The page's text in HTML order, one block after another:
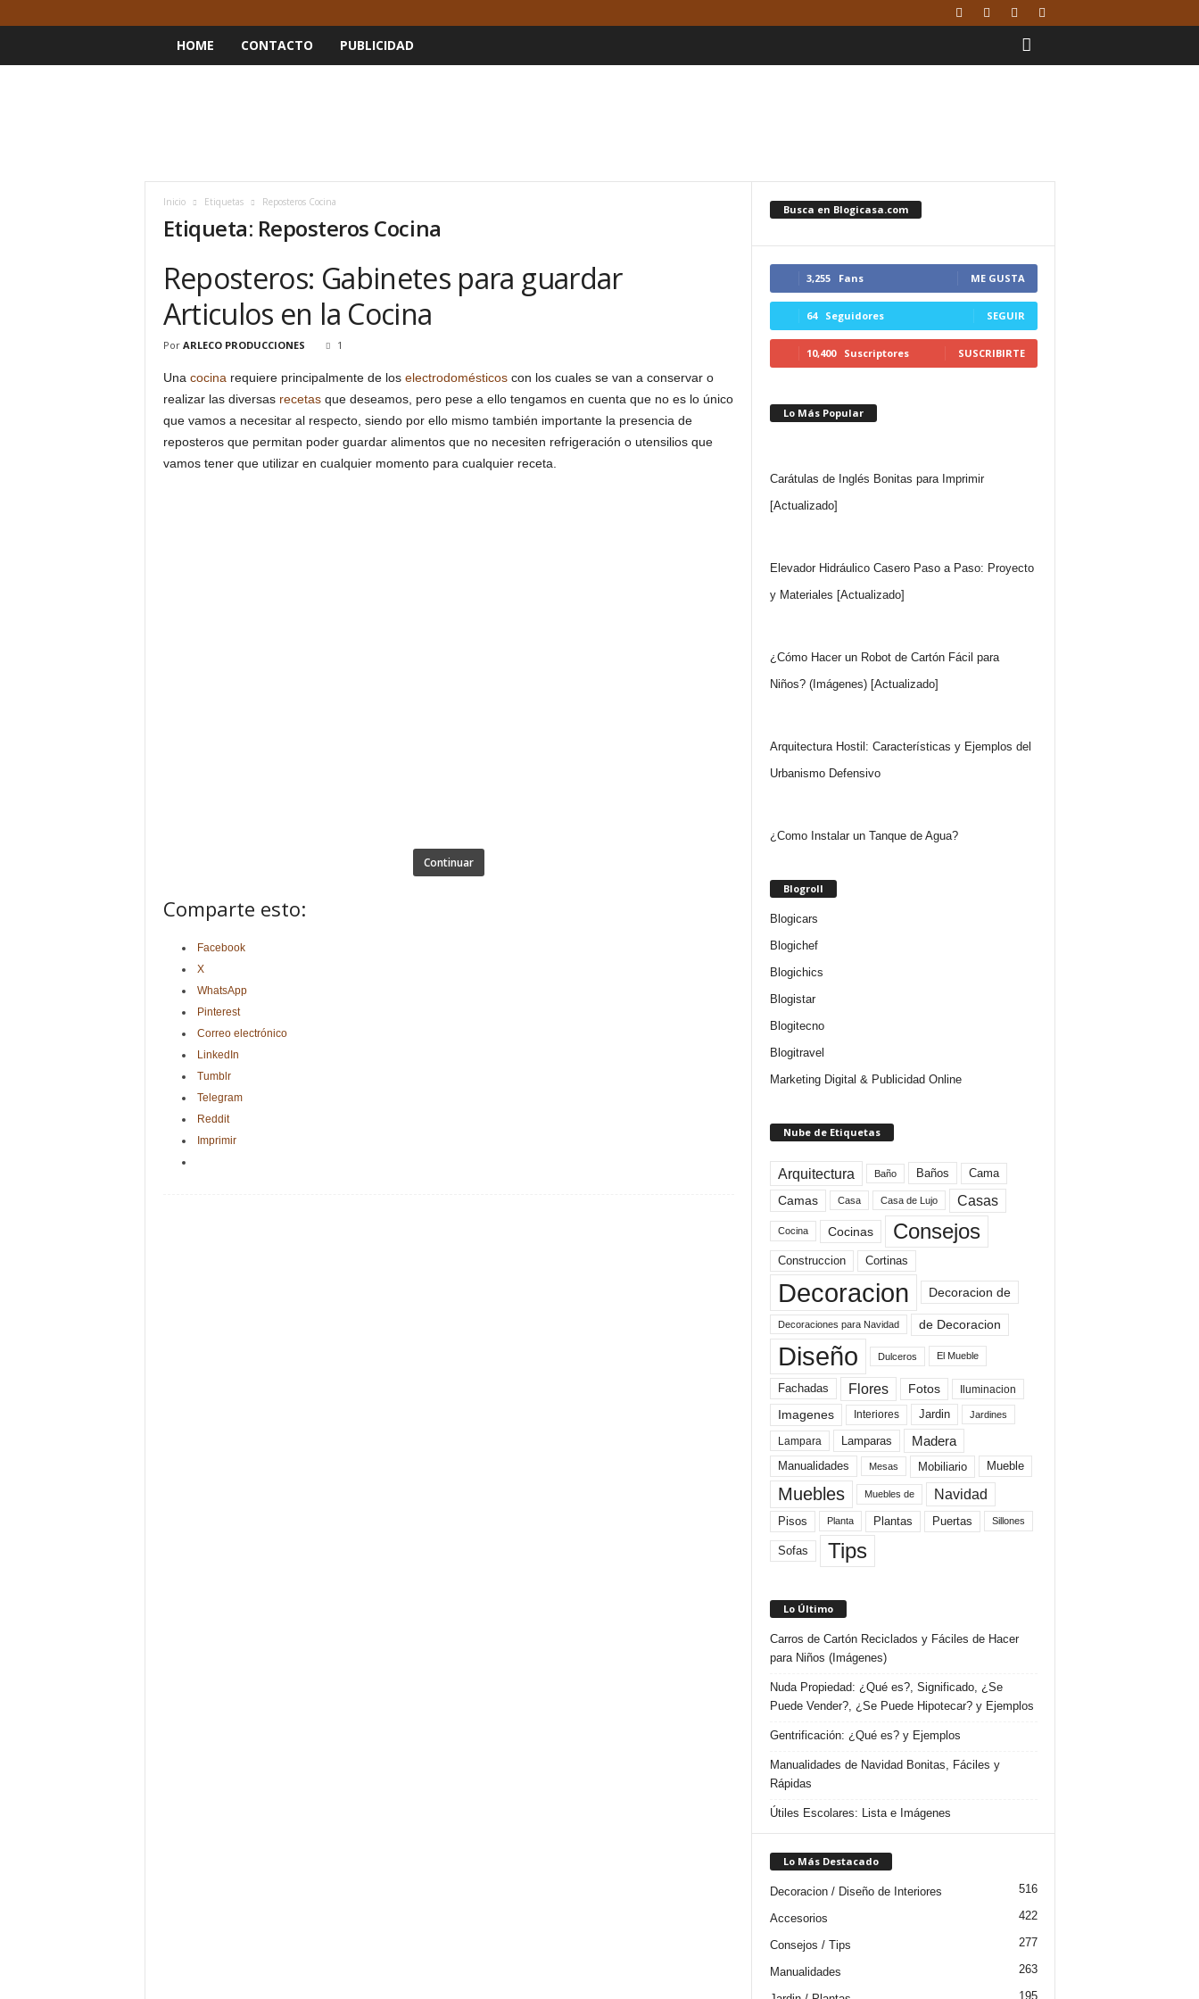
HOME CONTACTO PUBLICIDAD
Inicio Etiquetas Reposteros Cocina
Etiqueta: Reposteros Cocina
Reposteros: Gabinetes para guardar
Articulos en la Cocina
Por ARLECO PRODUCCIONES 1
Una cocina requiere principalmente de los electrodomésticoscon los cuales se van a conservar o
realizar las diversas recetasque deseamos, pero pese a ello tengamos en cuenta que no es lo único
que vamos a necesitar al respecto, siendo por ello mismo también importante la presencia de
reposteros que permitan poder guardar alimentos que no necesiten refrigeración o utensilios que
vamos tener que utilizar en cualquier momento para cualquier receta.
Continuar
Comparte esto:
Facebook
X
WhatsApp
Pinterest
Correo electrónico
LinkedIn
Tumblr
Telegram
Reddit
Imprimir
Busca en Blogicasa.com
3,255 Fans ME GUSTA
64 Seguidores SEGUIR
10,400 Suscriptores SUSCRIBIRTE
Lo Más Popular
Carátulas de Inglés Bonitas para Imprimir
[Actualizado]
Elevador Hidráulico Casero Paso a Paso: Proyecto
y Materiales [Actualizado]
¿Cómo Hacer un Robot de Cartón Fácil para
Niños? (Imágenes) [Actualizado]
Arquitectura Hostil: Características y Ejemplos del
Urbanismo Defensivo
¿Como Instalar un Tanque de Agua?
Blogroll
Blogicars
Blogichef
Blogichics
Blogistar
Blogitecno
Blogitravel
Marketing Digital & Publicidad Online
Nube de Etiquetas
Arquitectura Baño Baños Cama
Camas Casa Casa de Lujo Casas
Cocina Cocinas Consejos
Construccion Cortinas
Decoracion Decoracion de
Decoraciones para Navidad de Decoracion
Diseño Dulceros El Mueble
Fachadas Flores Fotos Iluminacion
Imagenes Interiores Jardin Jardines
Lampara Lamparas Madera
Manualidades Mesas Mobiliario Mueble
Muebles Muebles de Navidad
Pisos Planta Plantas Puertas Sillones
Sofas Tips
Lo Último
Carros de Cartón Reciclados y Fáciles de Hacer
para Niños (Imágenes)
Nuda Propiedad: ¿Qué es?, Significado, ¿Se
Puede Vender?, ¿Se Puede Hipotecar? y Ejemplos
Gentrificación: ¿Qué es? y Ejemplos
Manualidades de Navidad Bonitas, Fáciles y
Rápidas
Útiles Escolares: Lista e Imágenes
Lo Más Destacado
Decoracion / Diseño de Interiores 516
Accesorios 422
Consejos / Tips 277
Manualidades 263
195